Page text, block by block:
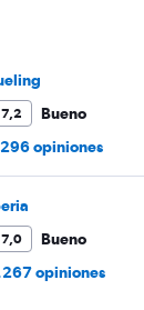
7,2
Bueno
opiniones
7,0
Bueno
opiniones